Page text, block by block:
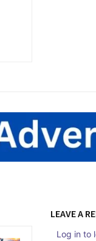
LEAVE A
Log in to